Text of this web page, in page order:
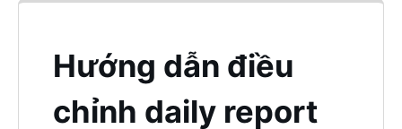
Hướng dẫn điều
chỉnh daily report